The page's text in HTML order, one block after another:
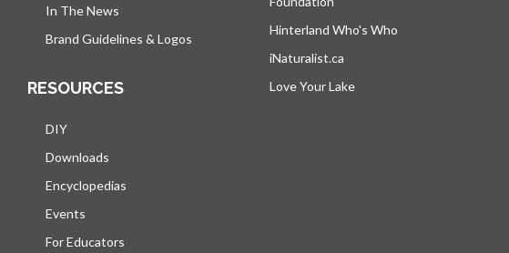
In The News
Brand Guidelines & Logos
RESOURCES
DIY
Downloads
Encyclopedias
Events
For Educators
Hinterland Who's Who
iNaturalist.ca
Love Your Lake